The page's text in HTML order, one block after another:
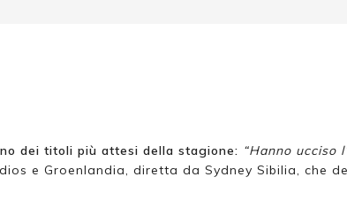
dei titoli più attesi della stagione: “Hanno ucciso
e Groenlandia, diretta da Sydney Sibilia, che